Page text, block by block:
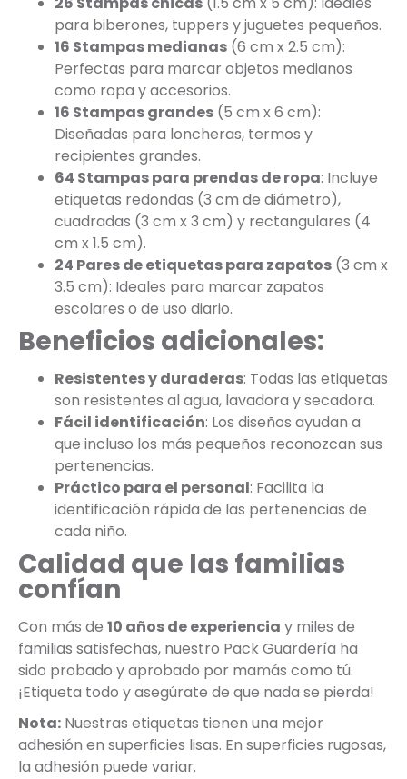
para biberones, tuppers y juguetes pequeños.
16 Stampas medianas (6 cm x 2.5 cm):
Perfectas para marcar objetos medianos
como ropa y accesorios.
16 Stampas grandes (5 cm x 6 cm):
Diseñadas para loncheras, termos y
recipientes grandes.
64 Stampas para prendas de ropa: Incluye
etiquetas redondas (3 cm de diámetro),
cuadradas (3 cm x 3 cm) y rectangulares (4
cm x 1.5 cm).
24 Pares de etiquetas para zapatos (3 cm x
3.5 cm): Ideales para marcar zapatos
escolares o de uso diario.
Beneficios adicionales:
Resistentes y duraderas: Todas las etiquetas
son resistentes al agua, lavadora y secadora.
Fácil identificación: Los diseños ayudan a
que incluso los más pequeños reconozcan sus
pertenencias.
Práctico para el personal: Facilita la
identificación rápida de las pertenencias de
cada niño.
Calidad que las familias
confían
Con más de 10 años de experiencia y miles de
familias satisfechas, nuestro Pack Guardería ha
sido probado y aprobado por mamás como tú.
¡Etiqueta todo y asegúrate de que nada se pierda!
Nota: Nuestras etiquetas tienen una mejor
adhesión en superficies lisas. En superficies rugosas,
la adhesión puede variar.